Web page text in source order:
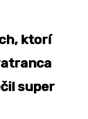
ktorí
super